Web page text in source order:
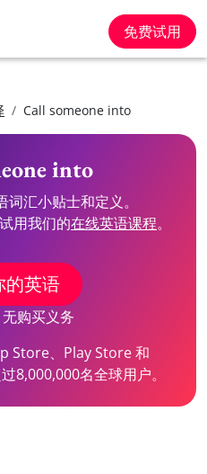
免费试用
Call someone into
into
汇小贴士和定义。
用我们的在线英语课程。
的英语
购买义务
Store、Play Store 和
8,000,000名全球用户。